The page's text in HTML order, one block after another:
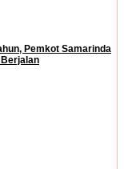
Pemkot Samarinda